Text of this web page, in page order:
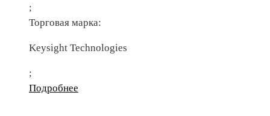
;
Торговая марка:
Keysight Technologies
;
Подробнее